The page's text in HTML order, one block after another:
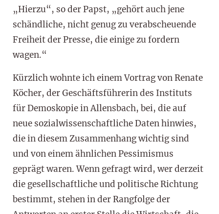
„Hierzu“, so der Papst, „gehört auch jene
schändliche, nicht genug zu verabscheuende
Freiheit der Presse, die einige zu fordern
wagen.“
Kürzlich wohnte ich einem Vortrag von Renate
Köcher, der Geschäftsführerin des Instituts
für Demoskopie in Allensbach, bei, die auf
neue sozialwissenschaftliche Daten hinwies,
die in diesem Zusammenhang wichtig sind
und von einem ähnlichen Pessimismus
geprägt waren. Wenn gefragt wird, wer derzeit
die gesellschaftliche und politische Richtung
bestimmt, stehen in der Rangfolge der